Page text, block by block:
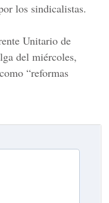
los sindicalistas.
Unitario de
del miércoles,
“reformas